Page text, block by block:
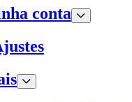
conta